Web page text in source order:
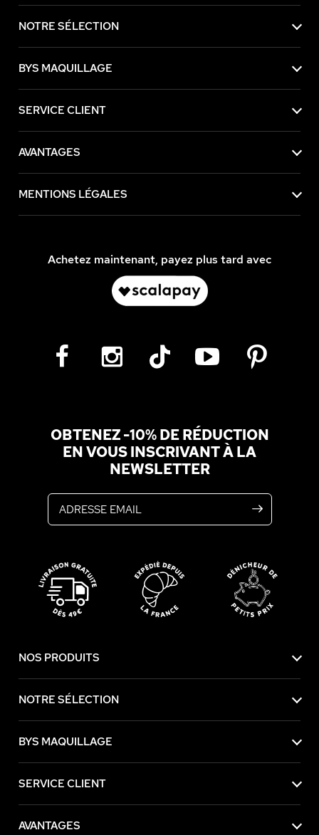
NOTRE SÉLECTION
BYS MAQUILLAGE
SERVICE CLIENT
AVANTAGES
MENTIONS LÉGALES
Achetez maintenant, payez plus tard avec
OBTENEZ -10% DE RÉDUCTION
EN VOUS INSCRIVANT À LA
NEWSLETTER
NOS PRODUITS
NOTRE SÉLECTION
BYS MAQUILLAGE
SERVICE CLIENT
AVANTAGES